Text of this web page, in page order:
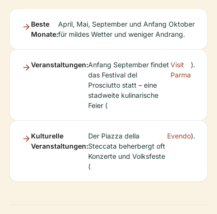
Beste
Monate:
April, Mai, September und Anfang Oktober
für mildes Wetter und weniger Andrang.
Veranstaltungen:Anfang September findet
das Festival del
Prosciutto statt – eine
stadweite kulinarische
Feier (
Visit
Parma
).
Kulturelle
Veranstaltungen:
Der Piazza della
Steccata beherbergt oft
Konzerte und Volksfeste
(
Evendo).